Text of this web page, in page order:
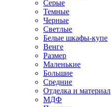
Серые
Темные
Черные
Светлые
Белые шкафы-купе
Венге
Размер
Маленькие
Большие
Средние
Отделка и материал
МДФ